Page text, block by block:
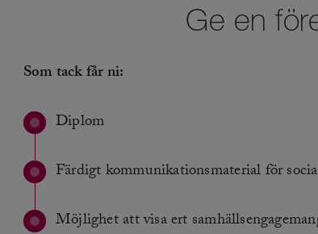
Ge en
Som tack får ni:
Diplom
Färdigt kommunikationsmaterial för
Möjlighet att visa ert